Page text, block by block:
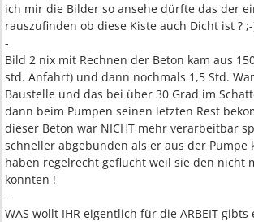
ich mir die Bilder so ansehe dürfte das der
rauszufinden ob diese Kiste auch Dicht ist ?
-
Bild 2 nix mit Rechnen der Beton kam aus
std. Anfahrt) und dann nochmals 1,5 Std.
Baustelle und das bei über 30 Grad im
dann beim Pumpen seinen letzten Rest
dieser Beton war NICHT mehr verarbeitbar
schneller abgebunden als er aus der Pumpe
haben regelrecht geflucht weil sie den nicht
konnten !
-
WAS wollt IHR eigentlich für die ARBEIT